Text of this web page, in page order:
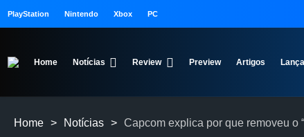
PlayStation Nintendo Xbox PC
Home Notícias Review Preview Artigos
Home > Notícias > Capcom explica por que removeu o